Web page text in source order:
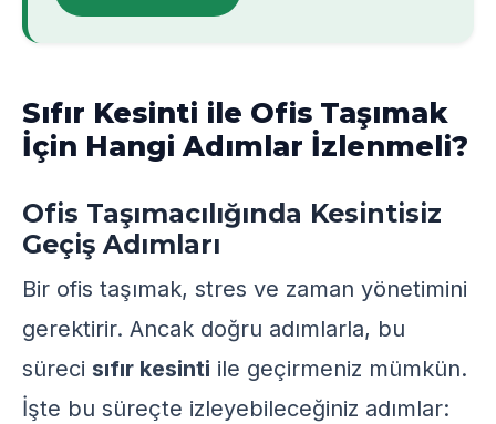
Sıfır Kesinti ile Ofis Taşımak
İçin Hangi Adımlar İzlenmeli?
Ofis Taşımacılığında Kesintisiz
Geçiş Adımları
Bir ofis taşımak, stres ve zaman yönetimini
gerektirir. Ancak doğru adımlarla, bu
süreci sıfır kesinti ile geçirmeniz mümkün.
İşte bu süreçte izleyebileceğiniz adımlar: